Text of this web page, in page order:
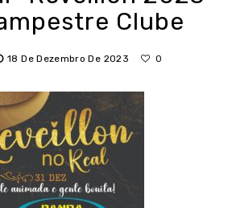
Clube
18 De Dezembro De 2023 0